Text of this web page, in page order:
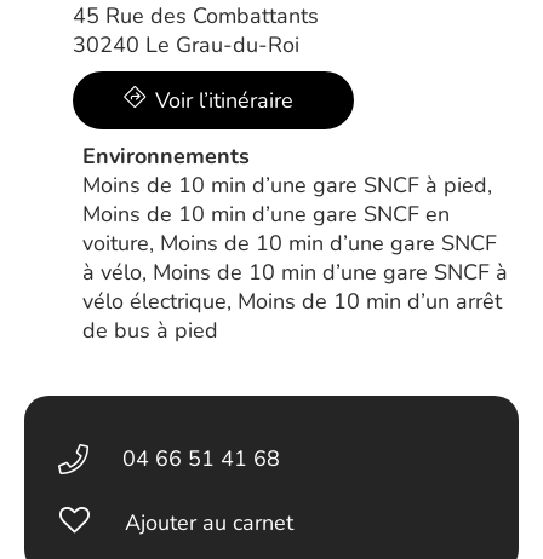
45 Rue des Combattants
30240 Le Grau-du-Roi
Voir l’itinéraire
Environnements
Moins de 10 min d’une gare SNCF à pied,
Moins de 10 min d’une gare SNCF en
voiture, Moins de 10 min d’une gare SNCF
à vélo, Moins de 10 min d’une gare SNCF à
vélo électrique, Moins de 10 min d’un arrêt
de bus à pied
04 66 51 41 68
Ajouter au carnet